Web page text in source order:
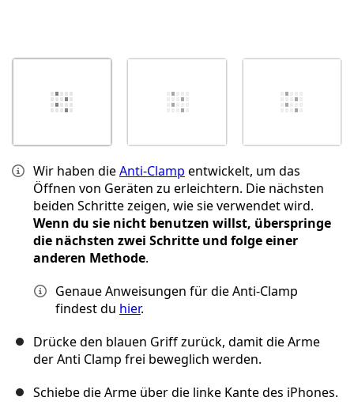
Wir haben dieAnti-Clamp entwickelt, um das
Öffnen von Geräten zu erleichtern. Die nächsten
beiden Schritte zeigen, wie sie verwendet wird.
Wenn du sie nicht benutzen willst, überspringe
die nächsten zwei Schritte und folge einer
anderen Methode.
Genaue Anweisungen für die Anti-Clamp
findest du hier.
Drücke den blauen Griff zurück, damit die Arme
der Anti Clamp frei beweglich werden.
Schiebe die Arme über die linke Kante des iPhones.